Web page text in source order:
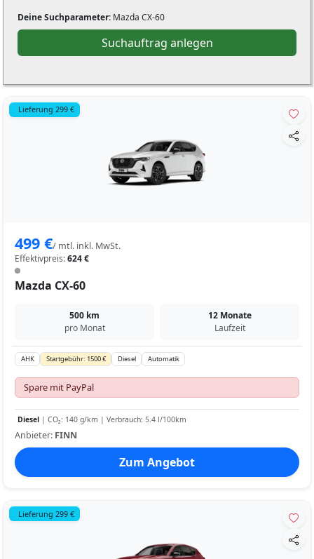
Deine Suchparameter: Mazda CX-60
Suchauftrag anlegen
Lieferung 299 €
499 €/ mtl. inkl. MwSt.
Effektivpreis:624 €
Mazda CX-60
500 km
pro Monat
12 Monate
Laufzeit
AHK Startgebühr: 1500 € Diesel Automatik
Spare mit PayPal
Diesel | CO₂: 140 g/km | Verbrauch: 5.4 l/100km
Anbieter: FINN
Zum Angebot
Lieferung 299 €